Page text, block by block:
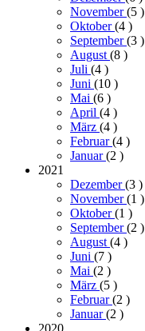
November(5 )
Oktober(4 )
September(3 )
August (8 )
Juli (4 )
Juni (10 )
Mai (6 )
April (4 )
März (4 )
Februar(4 )
Januar(2 )
2021
Dezember(3 )
November(1 )
Oktober(1 )
September(2 )
August (4 )
Juni (7 )
Mai (2 )
März (5 )
Februar(2 )
Januar(2 )
2020